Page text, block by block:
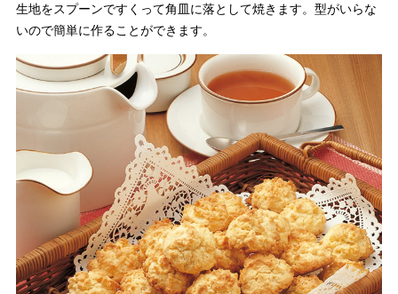
生地をスプーンですくって角皿に落として焼きます。型がいらな
いので簡単に作ることができます。